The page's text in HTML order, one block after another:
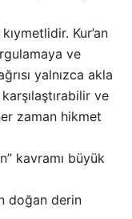
Kur’an
ve
yalnızca akla
ve
zaman hikmet
kavramı büyük
doğan derin